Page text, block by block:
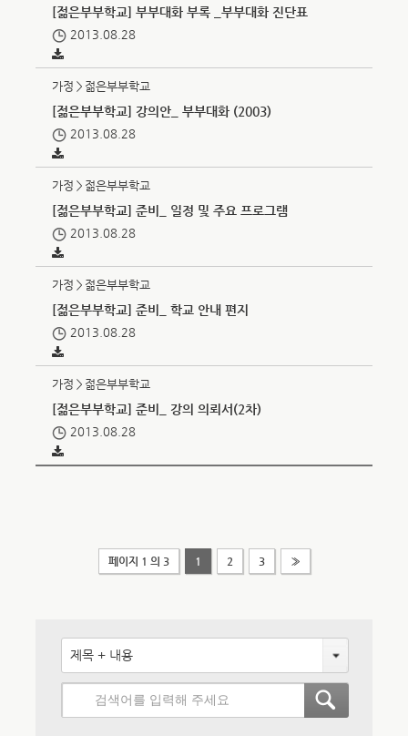
[젊은부부학교] 부부대화 부록 _부부대화 진단표
2013.08.28
가정＞젊은부부학교
[젊은부부학교] 강의안_ 부부대화 (2003)
2013.08.28
가정＞젊은부부학교
[젊은부부학교] 준비_ 일정 및 주요 프로그램
2013.08.28
가정＞젊은부부학교
[젊은부부학교] 준비_ 학교 안내 편지
2013.08.28
가정＞젊은부부학교
[젊은부부학교] 준비_ 강의 의뢰서(2차)
2013.08.28
페이지 1 의 3 1 2 3 »
제목 + 내용